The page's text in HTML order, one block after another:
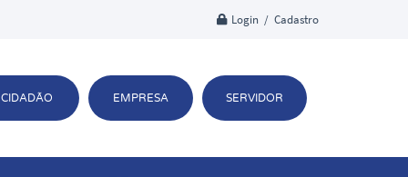
Login / Cadastro
CIDADÃO EMPRESA SERVIDOR